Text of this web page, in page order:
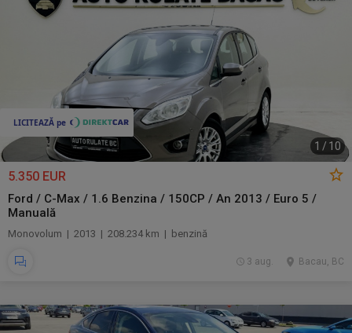
1 / 10
5.350 EUR
Ford / C-Max / 1.6 Benzina / 150CP / An 2013 / Euro 5 /
Manuală
Monovolum | 2013 | 208.234 km | benzină
Bacau, BC
3 aug.